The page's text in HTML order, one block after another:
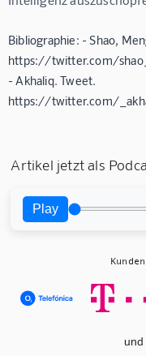
Bibliographie: - Shao,
https://twitter.com/
- Akhaliq. Tweet.
https://twitter.com/
Artikel jetzt als
Play
und